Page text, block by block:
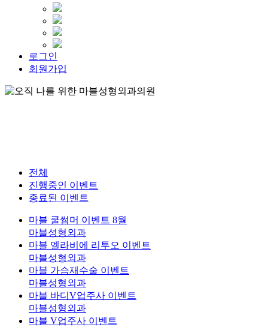
로그인
회원가입
전체
진행중인 이벤트
종료된 이벤트
마블 쿨썸머 이벤트 8월
마블성형외과
마블 엘라비에 리투오 이벤트
마블성형외과
마블 가슴재수술 이벤트
마블성형외과
마블 바디V업주사 이벤트
마블성형외과
마블 V업주사 이벤트